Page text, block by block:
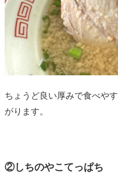
ちょうど良い厚みで食べや
がります。
②しちのやこてっぱち